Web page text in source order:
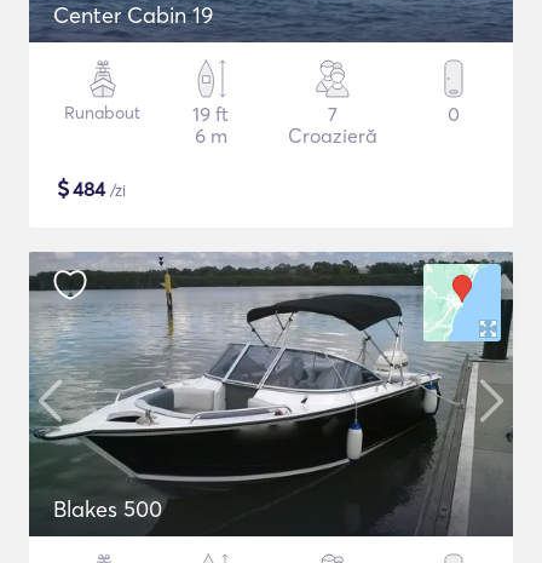
Center Cabin 19
Runabout
19 ft
6 m
7
Croazieră
0
$484/zi
Blakes 500